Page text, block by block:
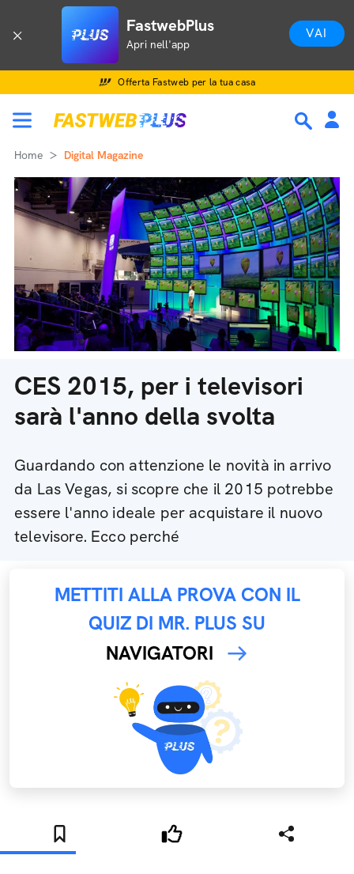
FastwebPlus
Apri nell'app
VAI
Offerta Fastweb per la tua casa
Home Digital Magazine
CES 2015, per i televisori
sarà l'anno della svolta
Guardando con attenzione le novità in arrivo
da Las Vegas, si scopre che il 2015 potrebbe
essere l'anno ideale per acquistare il nuovo
televisore. Ecco perché
METTITI ALLA PROVA CON IL
QUIZ DI MR. PLUS SU
NAVIGATORI